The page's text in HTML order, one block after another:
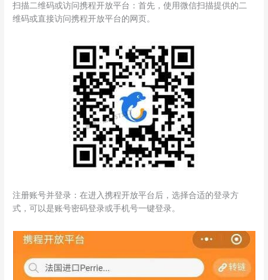
扫描二维码或访问携程开放平台：首先，使用微信扫描提供的二
维码或直接访问携程开放平台的网页。
注册账号并登录：在进入携程开放平台后，选择合适的登录方
式，可以是账号密码登录或手机号一键登录。